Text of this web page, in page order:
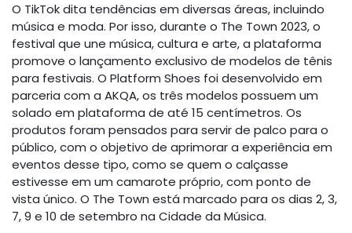
O TikTok dita tendências em diversas áreas, incluindo
música e moda. Por isso, durante o The Town 2023, o
festival que une música, cultura e arte, a plataforma
promove o lançamento exclusivo de modelos de tênis
para festivais. O Platform Shoes foi desenvolvido em
parceria com a AKQA, os três modelos possuem um
solado em plataforma de até 15 centímetros. Os
produtos foram pensados para servir de palco para o
público, com o objetivo de aprimorar a experiência em
eventos desse tipo, como se quem o calçasse
estivesse em um camarote próprio, com ponto de
vista único. O The Town está marcado para os dias 2, 3,
7, 9 e 10 de setembro na Cidade da Música.